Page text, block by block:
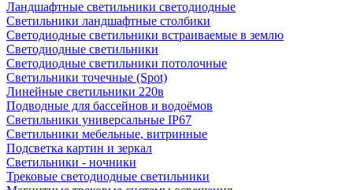
Ландшафтные светильники светодиодные
Светильники ландшафтные столбики
Светодиодные светильники встраиваемые в землю
Светодиодные светильники
Светодиодные светильники потолочные
Светильники точечные (Spot)
Линейные светильники 220в
Подводные для бассейнов и водоёмов
Светильники универсальные IP67
Светильники мебельные, витринные
Подсветка картин и зеркал
Светильники - ночники
Трековые светодиодные светильники